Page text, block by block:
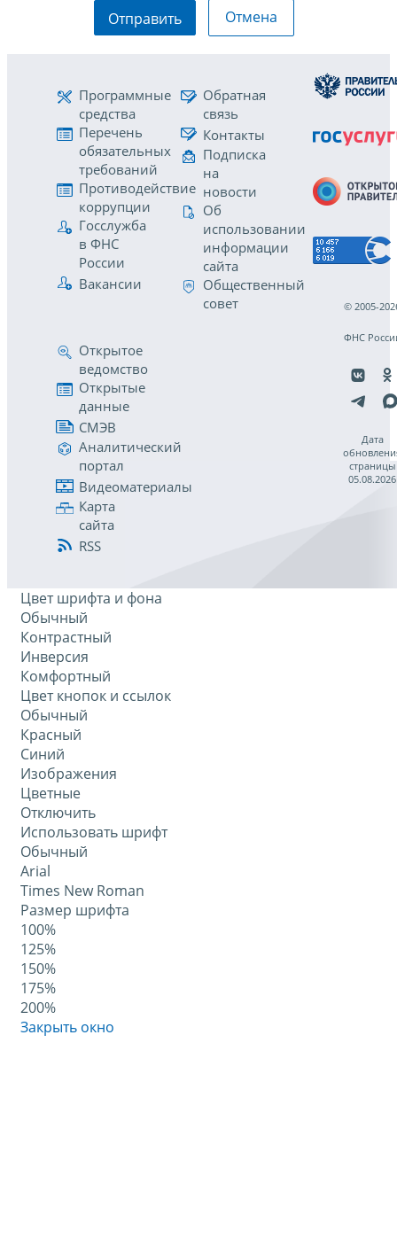
Отправить Отмена
Программные
средства
Перечень
обязательных
требований
Противодействие
коррупции
Госслужба
в ФНС
России
Вакансии
Обратная
связь
Контакты
Подписка
на
новости
Об
использовании
информации
сайта
Общественный
совет
Открытое
ведомство
Открытые
данные
СМЭВ
Аналитический
портал
Видеоматериалы
Карта
сайта
RSS
© 2005-
ФНС
Дата
страницы
05.08.2026
Цвет шрифта и фона
Обычный
Контрастный
Инверсия
Комфортный
Цвет кнопок и ссылок
Обычный
Красный
Синий
Изображения
Цветные
Отключить
Использовать шрифт
Обычный
Arial
Times New Roman
Размер шрифта
100%
125%
150%
175%
200%
Закрыть окно